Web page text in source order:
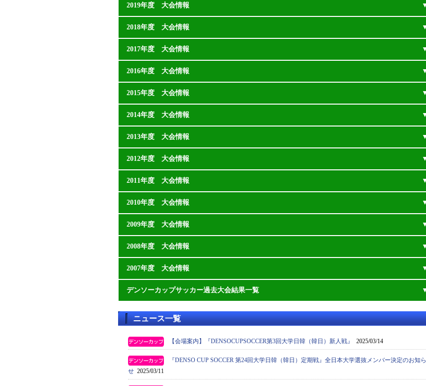
2019年度 大会情報
2018年度 大会情報
2017年度 大会情報
2016年度 大会情報
2015年度 大会情報
2014年度 大会情報
2013年度 大会情報
2012年度 大会情報
2011年度 大会情報
2010年度 大会情報
2009年度 大会情報
2008年度 大会情報
2007年度 大会情報
デンソーカップサッカー過去大会結果一覧
ニュース一覧
【会場案内】『DENSOCUPSOCCER第3回大学日韓（韓日）新人戦』 2025/03/14
『DENSO CUP SOCCER 第24回大学日韓（韓日）定期戦』全日本大学選抜メンバー決定のお知ら
せ 2025/03/11